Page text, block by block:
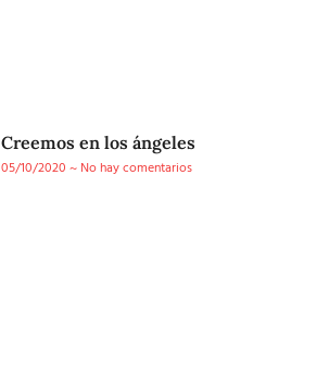
Creemos en los ángeles
05/10/2020
No hay comentarios